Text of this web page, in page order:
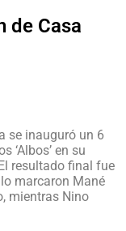
de Casa
se inauguró un 6
‘Albos’ en su
resultado final fue
marcaron Mané
mientras Nino